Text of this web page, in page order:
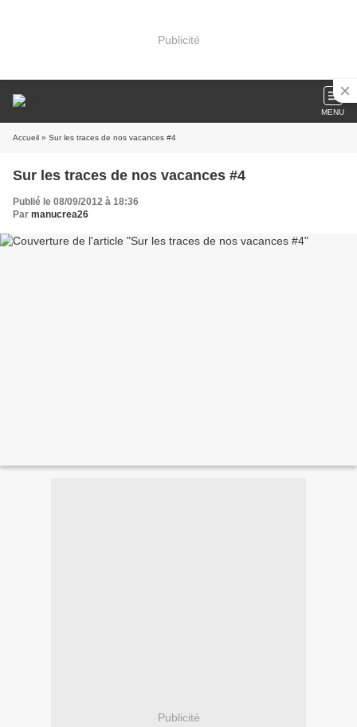
Publicité
MENU
Accueil » Sur les traces de nos vacances #4
Sur les traces de nos vacances #4
Publié le 08/09/2012 à 18:36
Par manucrea26
Publicité